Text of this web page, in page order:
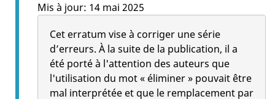
Mis à jour: 14 mai 2025
Cet erratum vise à corriger une série
d’erreurs. À la suite de la publication, il a
été porté à l'attention des auteurs que
l'utilisation du mot « éliminer » pouvait être
mal interprétée et que le remplacement par